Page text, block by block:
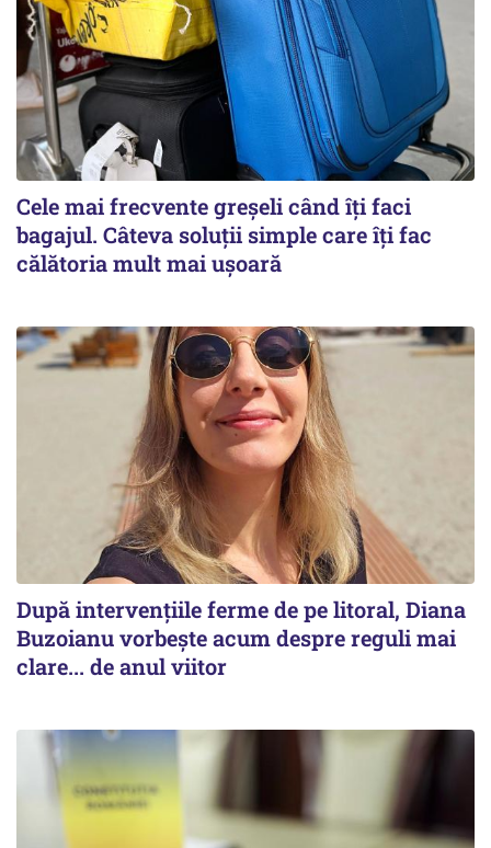
Cele mai frecvente greșeli când îți faci
bagajul. Câteva soluții simple care îți fac
călătoria mult mai ușoară
După intervențiile ferme de pe litoral, Diana
Buzoianu vorbește acum despre reguli mai
clare... de anul viitor